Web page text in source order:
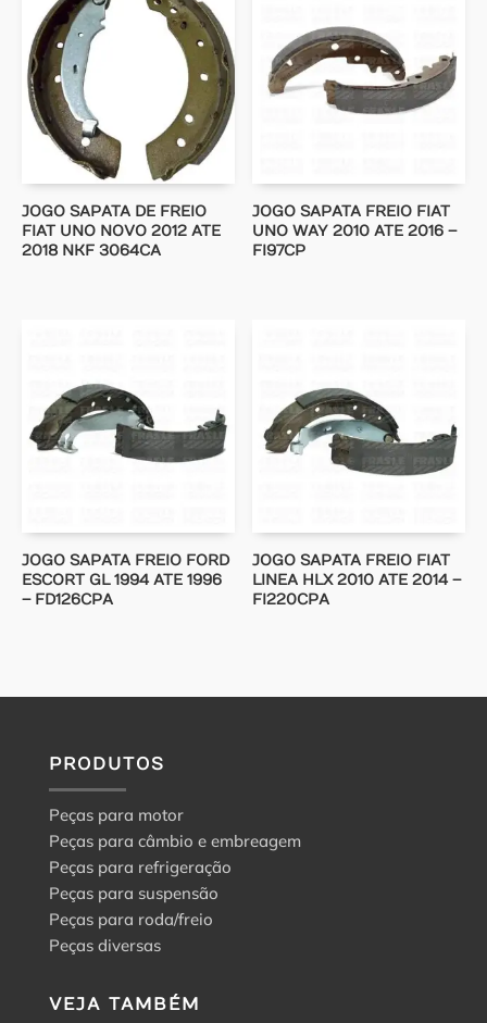
JOGO SAPATA DE FREIO
FIAT UNO NOVO 2012 ATE
2018 NKF 3064CA
JOGO SAPATA FREIO FIAT
UNO WAY 2010 ATE 2016 –
FI97CP
JOGO SAPATA FREIO FORD
ESCORT GL 1994 ATE 1996
– FD126CPA
JOGO SAPATA FREIO FIAT
LINEA HLX 2010 ATE 2014 –
FI220CPA
PRODUTOS
Peças para motor
Peças para câmbio e embreagem
Peças para refrigeração
Peças para suspensão
Peças para roda/freio
Peças diversas
VEJA TAMBÉM